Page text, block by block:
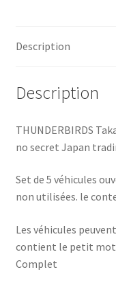
of
Description
Description
THUNDERBIRDS
no secret Japan
Set de 5 véhicules
non utilisées. le
Les véhicules
contient le petit
Complet